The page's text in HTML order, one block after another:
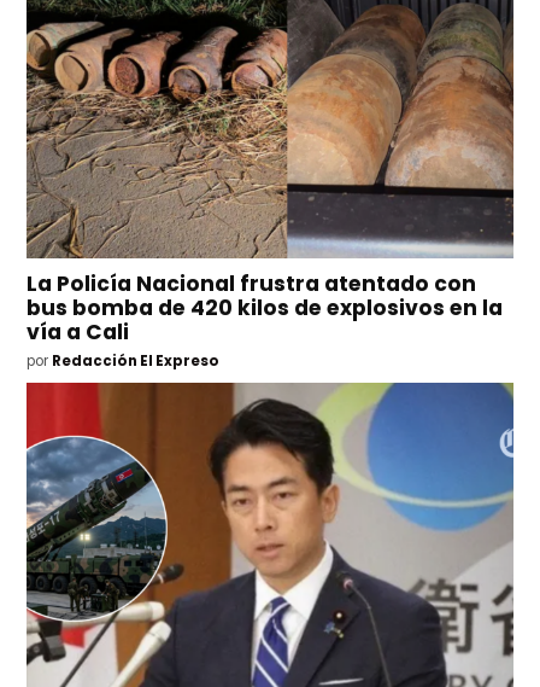
La Policía Nacional frustra atentado con
bus bomba de 420 kilos de explosivos en la
vía a Cali
por Redacción El Expreso